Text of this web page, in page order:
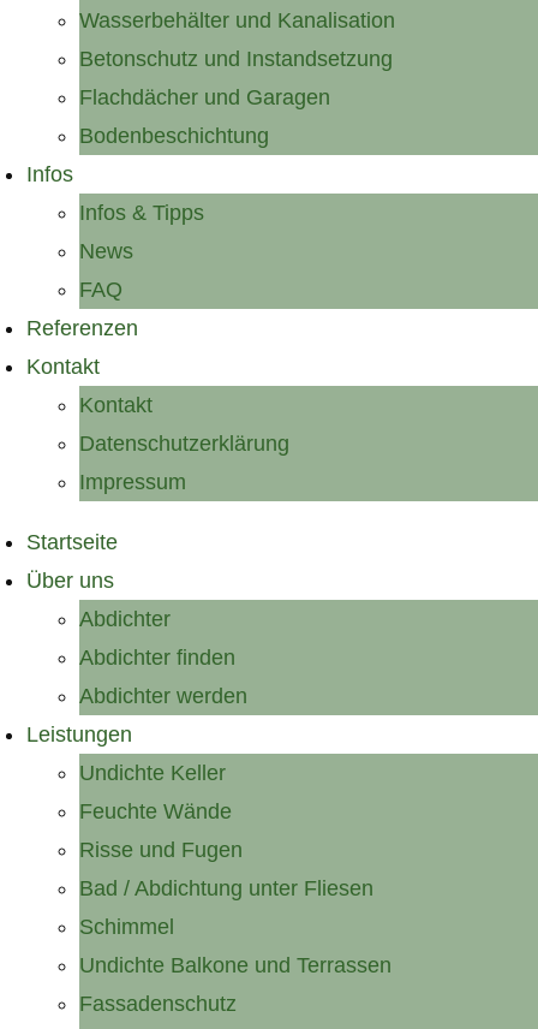
Wasserbehälter und Kanalisation
Betonschutz und Instandsetzung
Flachdächer und Garagen
Bodenbeschichtung
Infos
Infos & Tipps
News
FAQ
Referenzen
Kontakt
Kontakt
Datenschutzerklärung
Impressum
Startseite
Über uns
Abdichter
Abdichter finden
Abdichter werden
Leistungen
Undichte Keller
Feuchte Wände
Risse und Fugen
Bad / Abdichtung unter Fliesen
Schimmel
Undichte Balkone und Terrassen
Fassadenschutz